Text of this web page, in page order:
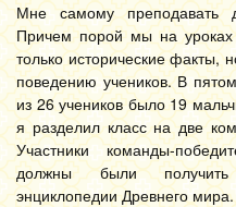
Мне самому преподавать
Причем порой мы на
только исторические факты,
поведению учеников. В
из 26 учеников было 19
я разделил класс на две
Участники команды-
должны были получить
энциклопедии Древнего мира.